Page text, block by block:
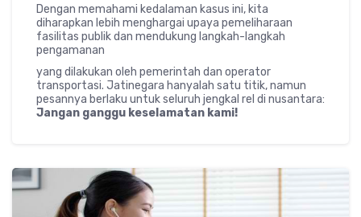
Dengan memahami kedalaman kasus ini, kita
diharapkan lebih menghargai upaya pemeliharaan
fasilitas publik dan mendukung langkah-langkah
pengamanan
yang dilakukan oleh pemerintah dan operator
transportasi. Jatinegara hanyalah satu titik, namun
pesannya berlaku untuk seluruh jengkal rel di nusantara:
Jangan ganggu keselamatan kami!